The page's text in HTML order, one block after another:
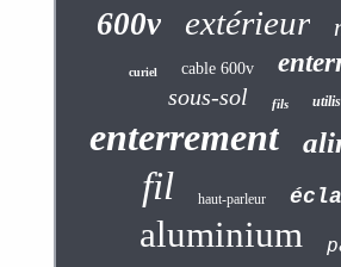
600v extérieur
curiel cable 600v
sous-sol fils
enterrement
fil haut-parleur
aluminium